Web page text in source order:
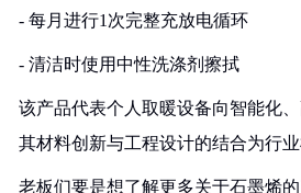
- 每月进行1次完整充放电循环
- 清洁时使用中性洗涤剂擦拭
该产品代表个人取暖设备向智能化
其材料创新与工程设计的结合为行业
老板们要是想了解更多关于石墨烯